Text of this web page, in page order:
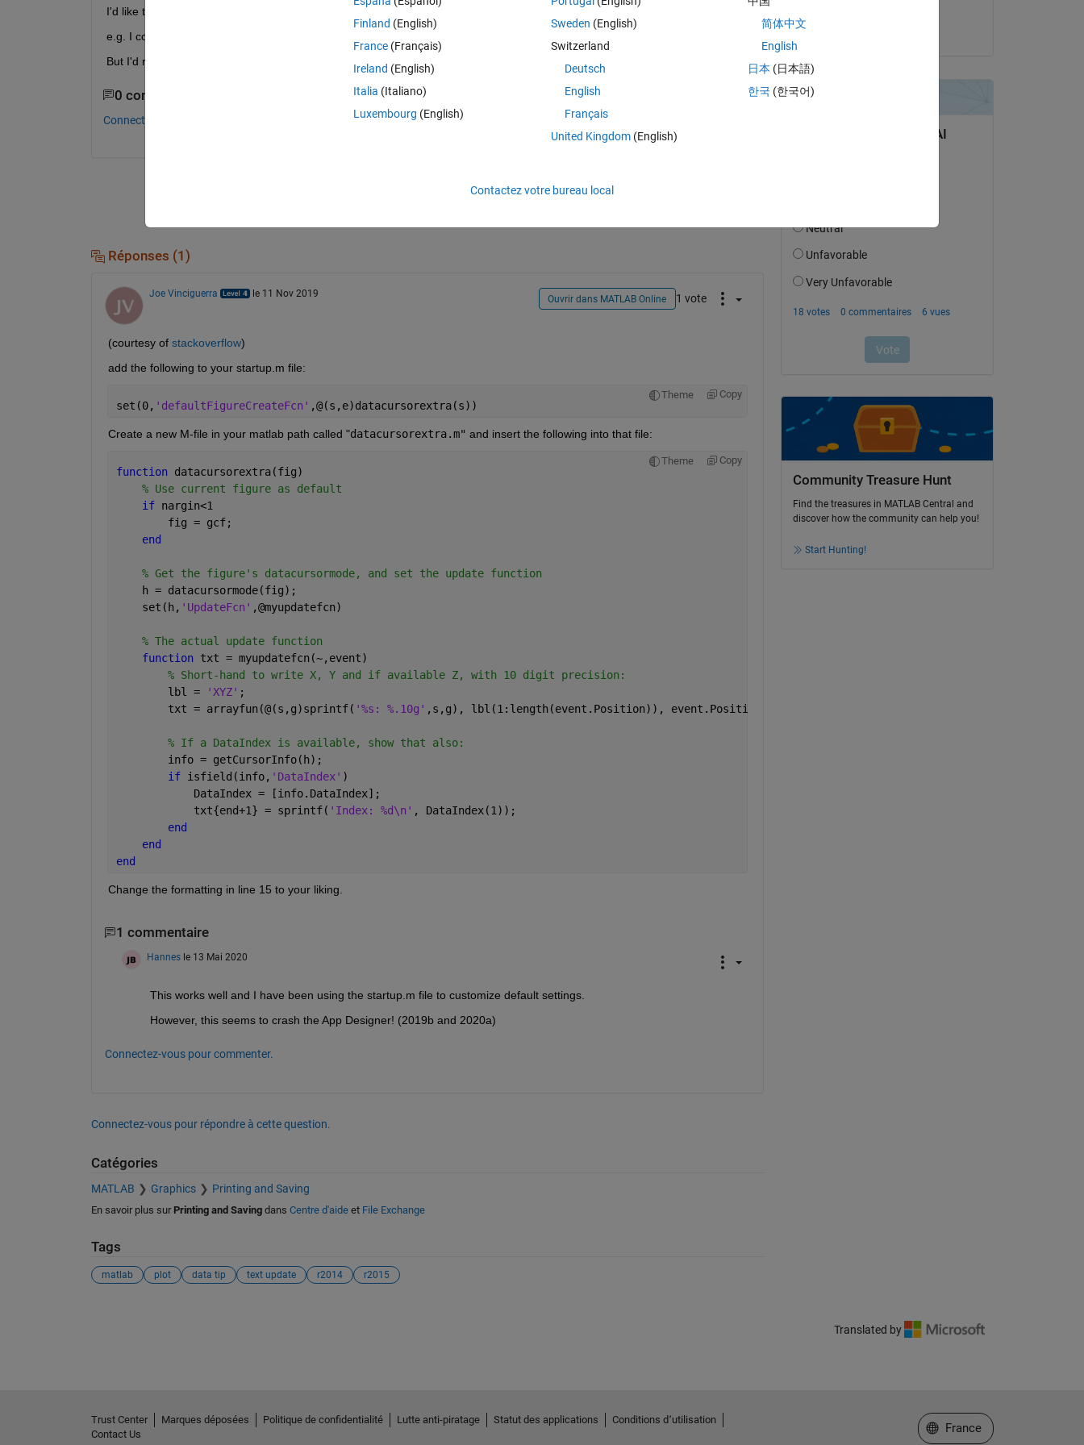
I'd like to change the default behavior instead of changing the datacursor mode to a custom update function.
e.g. I could do something like this: dcm = datacursormode; set(dcm, 'UpdateFcn', @tenDigitTextUpdate)
But I'd rather change the default instead.
0 commentaires
Connectez-vous pour commenter.
Connectez-vous pour répondre à cette question.
Réponses (1)
Joe Vinciguerra le 11 Nov 2019 Ouvrir dans MATLAB Online 1 vote
(courtesy of stackoverflow)
add the following to your startup.m file:
Theme Copy
set(0, 'defaultFigureCreateFcn' ,@(s,e)datacursorextra(s))
Create a new M-file in your matlab path called "datacursorextra.m" and insert the following into that file:
Theme Copy
function datacursorextra(fig)
% Use current figure as default
if nargin<1
        fig = gcf;
end
% Get the figure's datacursormode, and set the update function
    h = datacursormode(fig);
    set(h,
'UpdateFcn' ,@myupdatefcn)
% The actual update function
function txt = myupdatefcn(~,event)
% Short-hand to write X, Y and if available Z, with 10 digit precision:
        lbl =
'XYZ' ;
        txt = arrayfun(@(s,g)sprintf(
'%s: %.10g' ,s,g), lbl(1:length(event.Position)), event.Position,
% If a DataIndex is available, show that also:
        info = getCursorInfo(h);
if isfield(info, 'DataIndex' )
            DataIndex = [info.DataIndex];
            txt{end+1} = sprintf(
'Index: %d\n' , DataIndex(1));
end
end
end
Change the formatting in line 15 to your liking.
1 commentaire
Hannes le 13 Mai 2020
This works well and I have been using the startup.m file to customize default settings.
However, this seems to crash the App Designer! (2019b and 2020a)
Connectez-vous pour commenter.
Connectez-vous pour répondre à cette question.
Catégories
MATLAB Graphics Printing and Saving
En savoir plus sur Printing and Savingdans Centre d'aideet File Exchange
Tags
matlab plot data tip text update r2014 r2015
le 13 Mai 2020
Community Treasure Hunt
Find the treasures in MATLAB Central and
discover how the community can help you!
Start Hunting!
Translated by
Finland (English)
France (Français)
Ireland (English)
Italia (Italiano)
Luxembourg (English)
Sweden (English)
Switzerland
Deutsch
English
Français
United Kingdom(English)
简体中文
English
日本 (日本語)
한국 (한국어)
Contactez votre bureau local
Trust Center Marques déposées Politique de confidentialité Lutte anti-piratage Statut des applications
Conditions d՚utilisation
Contact Us
Sélectionner un site web
France